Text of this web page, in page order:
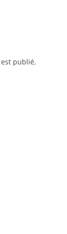
publié,